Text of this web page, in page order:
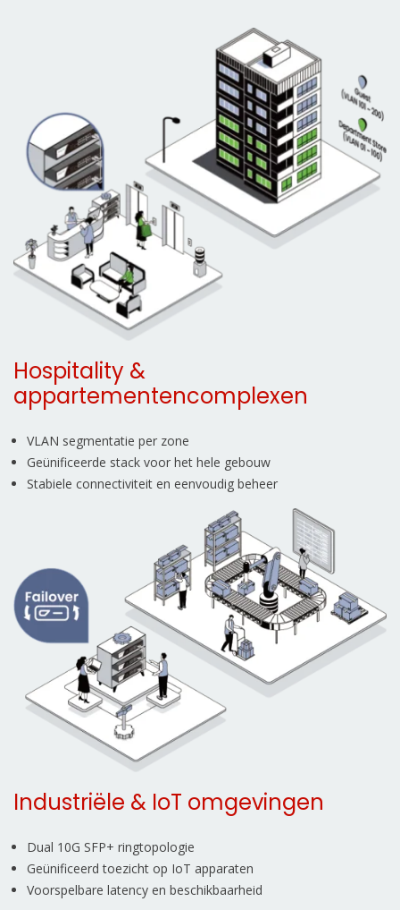
Hospitality &
appartementencomplexen
VLAN segmentatie per zone
Geünificeerde stack voor het hele gebouw
Stabiele connectiviteit en eenvoudig beheer
Industriële & IoT omgevingen
Dual 10G SFP+ ringtopologie
Geünificeerd toezicht op IoT apparaten
Voorspelbare latency en beschikbaarheid